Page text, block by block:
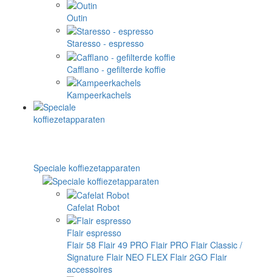
Outin
Staresso - espresso
Cafflano - gefilterde koffie
Kampeerkachels
Speciale koffiezetapparaten
Cafelat Robot
Flair espresso
Flair 58 Flair 49 PRO Flair PRO Flair Classic /
Signature Flair NEO FLEX Flair 2GO Flair
accessoires